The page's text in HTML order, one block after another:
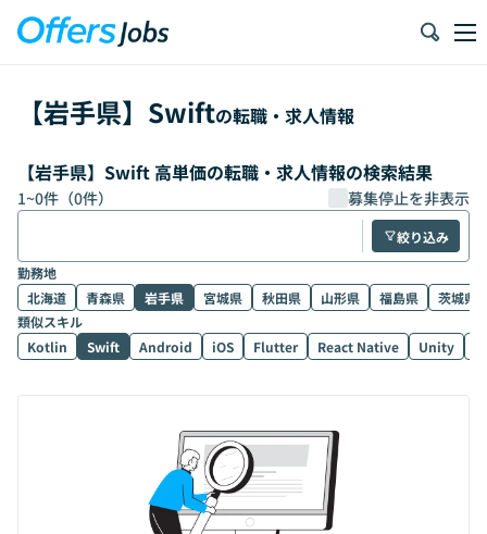
【岩手県】 Swiftの転職・求人情報
【岩手県】Swift 高単価の転職・求人情報の検索結果
1~0件（0件） 募集停止を非表示
絞り込み
勤務地
北海道
青森県 岩手県 宮城県 秋田県 山形県 福島県
茨城県
類似スキル
Kotlin
Swift Android iOS Flutter React Native Unity